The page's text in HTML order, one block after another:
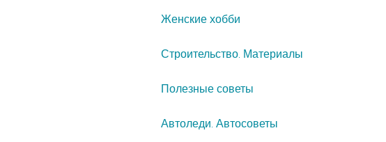
Женские хобби
Строительство. Материалы
Полезные советы
Автоледи. Автосоветы